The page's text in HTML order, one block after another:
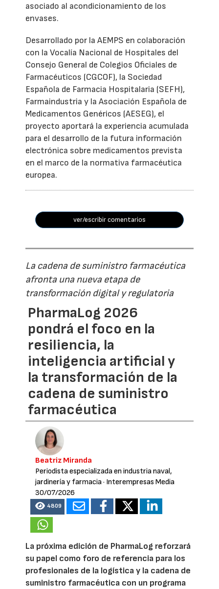
asociado al acondicionamiento de los
envases.
Desarrollado por la AEMPS en colaboración
con la Vocalía Nacional de Hospitales del
Consejo General de Colegios Oficiales de
Farmacéuticos (CGCOF), la Sociedad
Española de Farmacia Hospitalaria (SEFH),
Farmaindustria y la Asociación Española de
Medicamentos Genéricos (AESEG), el
proyecto aportará la experiencia acumulada
para el desarrollo de la futura información
electrónica sobre medicamentos prevista
en el marco de la normativa farmacéutica
europea.
ver/escribir comentarios
La cadena de suministro farmacéutica
afronta una nueva etapa de
transformación digital y regulatoria
PharmaLog 2026
pondrá el foco en la
resiliencia, la
inteligencia artificial y
la transformación de la
cadena de suministro
farmacéutica
Beatriz Miranda
Periodista especializada en industria naval,
jardinería y farmacia· Interempresas Media
30/07/2026
4809
La próxima edición de PharmaLog reforzará
su papel como foro de referencia para los
profesionales de la logística y la cadena de
suministro farmacéutica con un programa